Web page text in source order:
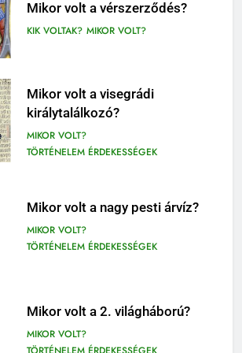
Mikor volt a vérszerződés?
KIK VOLTAK? MIKOR VOLT?
Mikor volt a visegrádi
királytalálkozó?
MIKOR VOLT?
TÖRTÉNELEM ÉRDEKESSÉGEK
Mikor volt a nagy pesti árvíz?
MIKOR VOLT?
TÖRTÉNELEM ÉRDEKESSÉGEK
Mikor volt a 2. világháború?
MIKOR VOLT?
1-4. OSZTÁLY OLVASÓNAPLÓ
olvasónapló
5. OSZTÁLY OLVASÓNAPLÓ
OLVASÓNAPLÓK
A jó palócok (elemzés)
ELEMZÉSEK-VERSELEMZÉS
OLVASÓNAPLÓK
olvasónapló
OLVASÓNAPLÓK
BIOLÓGIA ÉRDEKESSÉGEK